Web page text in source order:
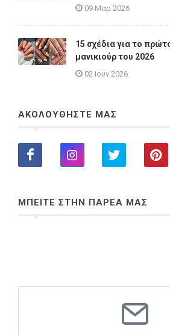
09 Μαρ 2026
15 σχέδια για το
μανικιούρ του 2026
02 Ιουν 2026
ΑΚΟΛΟΥΘΗΣΤΕ ΜΑΣ
ΜΠΕΙΤΕ ΣΤΗΝ ΠΑΡΕΑ ΜΑΣ